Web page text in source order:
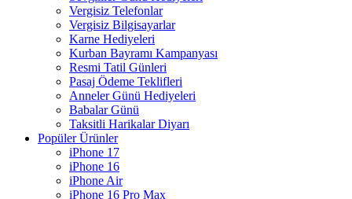
Vergisiz Telefonlar
Vergisiz Bilgisayarlar
Karne Hediyeleri
Kurban Bayramı Kampanyası
Resmi Tatil Günleri
Pasaj Ödeme Teklifleri
Anneler Günü Hediyeleri
Babalar Günü
Taksitli Harikalar Diyarı
Popüler Ürünler
iPhone 17
iPhone 16
iPhone Air
iPhone 16 Pro Max